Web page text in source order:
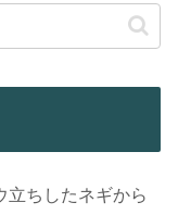
立ちしたネギから